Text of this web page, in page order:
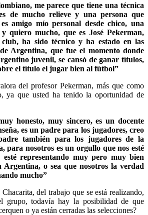
me parece que tiene una técnica
de mucho relieve y una persona que
amigo mío personal desde chico, una
quiero mucho, que es José Pekerman,
ha sido técnico y ha estado en las
de Argentina, que fue el momento donde
juvenil, se cansó de ganar títulos,
el título el jugar bien al fútbol”
del profesor Pekerman, más que como
ya que usted ha tenido la oportunidad de
honesto, muy sincero, es un docente
es un padre para los jugadores, creo
también para los jugadores de la
para nosotros es un orgullo que nos esté
esté representando muy pero muy bien
Argentina, o sea que nosotros la verdad
mucho”
del trabajo que se está realizando,
grupo, todavía hay la posibilidad de que
o ya están cerradas las selecciones?